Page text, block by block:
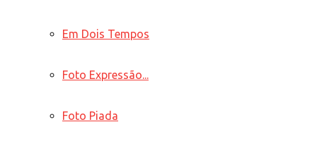
Em Dois Tempos
Foto Expressão...
Foto Piada